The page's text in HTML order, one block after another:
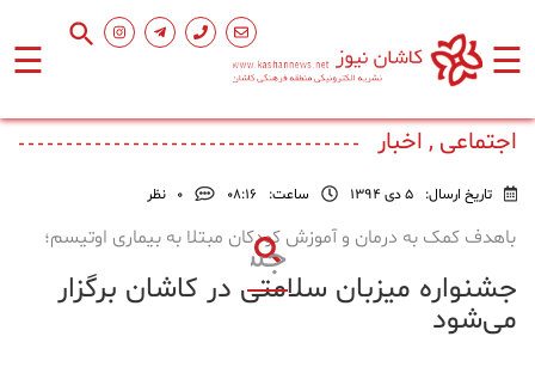
☰ ☰
اصلی
فرهنگ
هنر
اجتماعی , اخبار
تاریخ ارسال: 5 دی 1394 ساعت: ۰۸:۱۶ 0 نظر
باهدف کمک به درمان و آموزش کودکان مبتلا به بیماری اوتیسم؛
جشنواره میزبان سلامتی در کاشان برگزار
می‌شود